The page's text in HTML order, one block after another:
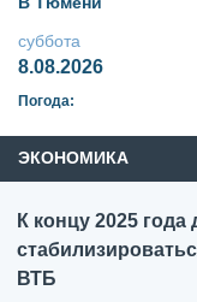
суббота
8.08.2026
Погода:
ЭКОНОМИКА
К концу 2025
ВТБ